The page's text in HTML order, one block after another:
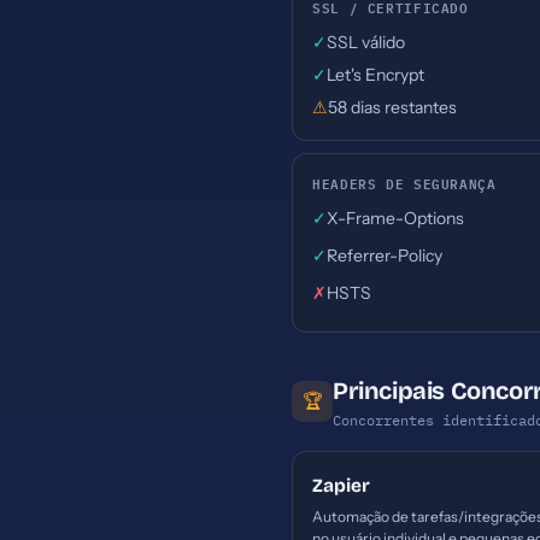
SSL / CERTIFICADO
✓SSL válido
✓ Let's Encrypt
⚠58 dias restantes
HEADERS DE SEGURANÇA
✓X-Frame-Options
✓ Referrer-Policy
✗HSTS
🏆 Principais
Concorrentes
Zapier
Automação de tarefas/